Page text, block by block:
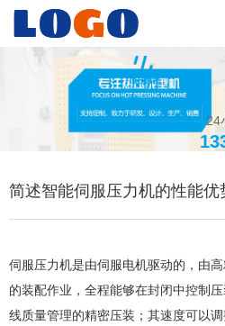
24
简述智能伺服压力机的性能优
伺服压力机是由伺服电机驱动的，由
的装配作业，全程能够在封闭中控制
线质量管理的精密压装；其速度可以